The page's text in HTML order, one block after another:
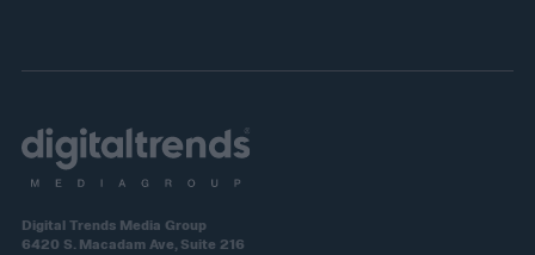
Digital Trends Media Group
6420 S. Macadam Ave, Suite 216